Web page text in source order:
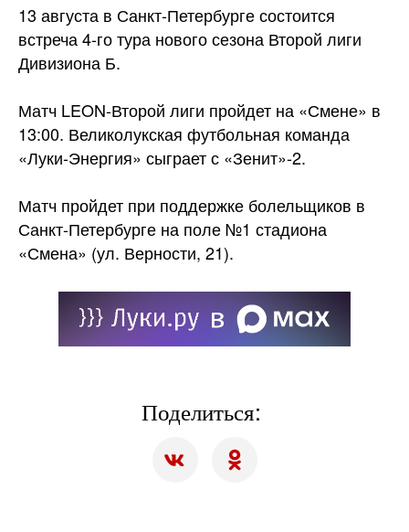
13 августа в Санкт-Петербурге состоится
встреча 4-го тура нового сезона Второй лиги
Дивизиона Б.
Матч LEON-Второй лиги пройдет на «Смене» в
13:00. Великолукская футбольная команда
«Луки-Энергия» сыграет с «Зенит»-2.
Матч пройдет при поддержке болельщиков в
Санкт-Петербурге на поле №1 стадиона
«Смена» (ул. Верности, 21).
Поделиться: